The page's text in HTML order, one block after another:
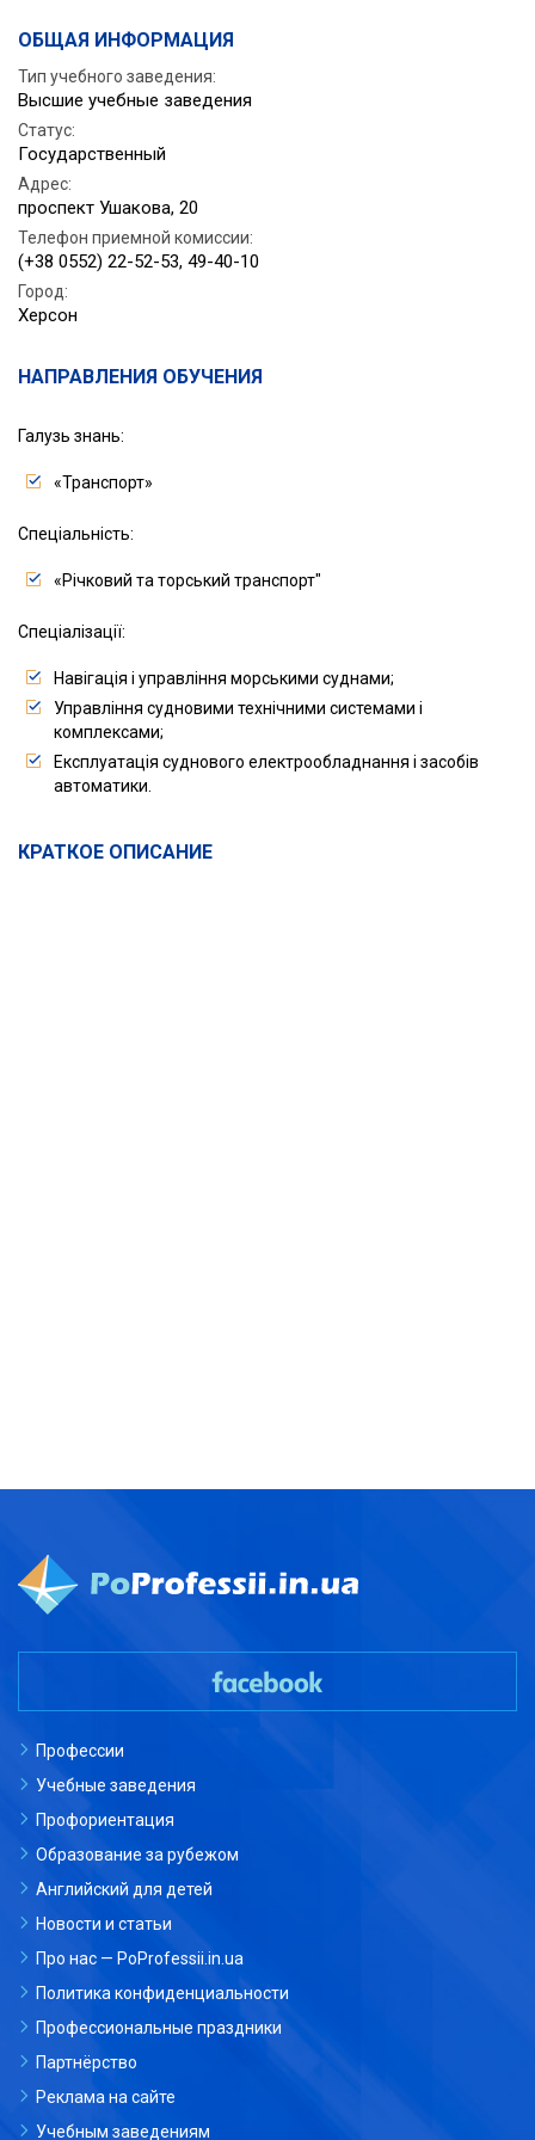
ОБЩАЯ ИНФОРМАЦИЯ
Тип учебного заведения:
Высшие учебные заведения
Статус:
Государственный
Адрес:
проспект Ушакова, 20
Телефон приемной комиссии:
(+38 0552) 22-52-53, 49-40-10
Город:
Херсон
НАПРАВЛЕНИЯ ОБУЧЕНИЯ
Галузь знань:
«Транспорт»
Спеціальність:
«Річковий та торський транспорт"
Спеціалізації:
Навігація і управління морськими суднами;
Управління судновими технічними системами і
комплексами;
Експлуатація суднового електрообладнання і засобів
автоматики.
КРАТКОЕ ОПИСАНИЕ
Профессии
Учебные заведения
Профориентация
Образование за рубежом
Английский для детей
Новости и статьи
Про нас — PoProfessii.in.ua
Политика конфиденциальности
Профессиональные праздники
Партнёрство
Реклама на сайте
Учебным заведениям